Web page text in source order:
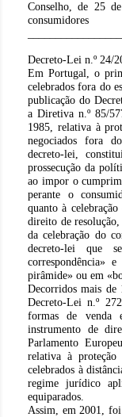
Conselho, de 25
consumidores
Decreto-Lei n.º 24/
Em Portugal, o
celebrados fora do
publicação do
a Diretiva n.º 85/
1985, relativa à
negociados fora
decreto-lei,
prossecução da
ao impor o
perante o
quanto à
direito de
da celebração do
decreto-lei que
correspondência»
pirâmide» ou em
Decorridos mais de
Decreto-Lei n.º
formas de venda
instrumento de
Parlamento
relativa à proteção
celebrados à
regime jurídico
equiparados.
Assim, em 2001,